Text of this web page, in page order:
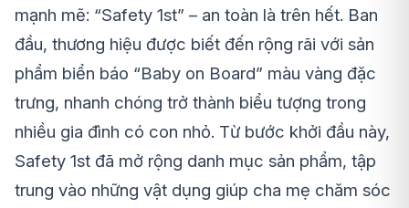
mạnh mẽ: “Safety 1st” – an toàn là trên hết. Ban
đầu, thương hiệu được biết đến rộng rãi với sản
phẩm biển báo “Baby on Board” màu vàng đặc
trưng, nhanh chóng trở thành biểu tượng trong
nhiều gia đình có con nhỏ. Từ bước khởi đầu này,
Safety 1st đã mở rộng danh mục sản phẩm, tập
trung vào những vật dụng giúp cha mẹ chăm sóc